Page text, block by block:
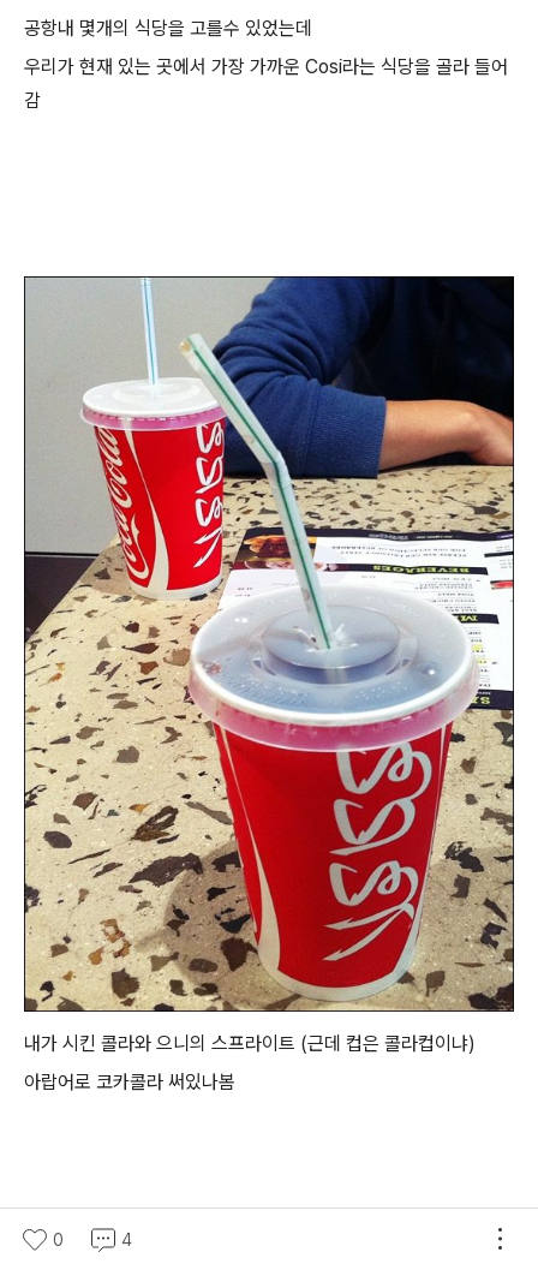
공항내 몇개의 식당을 고를수 있었는데
우리가 현재 있는 곳에서 가장 가까운 Cosi라는 식당을 골라 들어
감
내가 시킨 콜라와 으니의 스프라이트 (근데 컵은 콜라컵이냐)
아랍어로 코카콜라 써있나봄
0 4